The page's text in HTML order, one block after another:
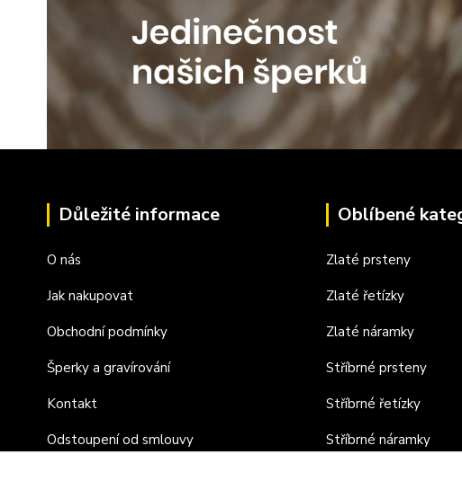
Důležité informace
O nás
Jak nakupovat
Obchodní podmínky
Šperky a gravírování
Kontakt
Odstoupení od smlouvy
Oblíbené
Zlaté prsteny
Zlaté řetízky
Zlaté náramky
Stříbrné prsteny
Stříbrné řetízky
Stříbrné náramky